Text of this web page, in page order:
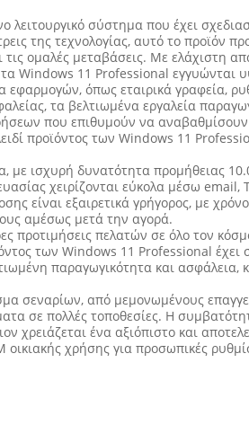
σύστημα που έχει
της τεχνολογίας, αυτό το προϊόν
ομαλές μεταβάσεις. Με ελάχιστη
Windows 11 Professional εγγυώνται
εφαρμογών, όπως εταιρικά γραφεία,
τα βελτιωμένα εργαλεία
που επιθυμούν να
προϊόντος των Windows 11
με ισχυρή δυνατότητα προμήθειας
χειρίζονται εύκολα μέσω email,
είναι εξαιρετικά γρήγορος, με
αμέσως μετά την αγορά.
προτιμήσεις πελατών σε όλο τον
των Windows 11 Professional έχει
παραγωγικότητα και ασφάλεια,
σεναρίων, από μεμονωμένους
σε πολλές τοποθεσίες. Η
ένα αξιόπιστο και
χρήσης για προσωπικές